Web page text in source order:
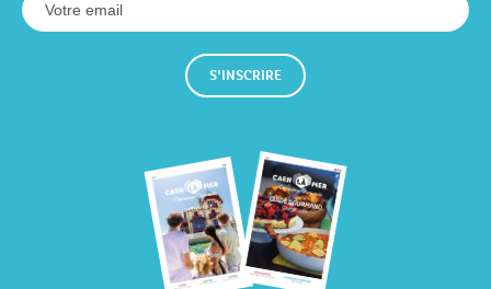
S'INSCRIRE